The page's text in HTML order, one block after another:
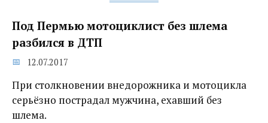
Под Пермью мотоциклист без шлема
разбился в ДТП
12.07.2017
При столкновении внедорожника и мотоцикла
серьёзно пострадал мужчина, ехавший без
шлема.